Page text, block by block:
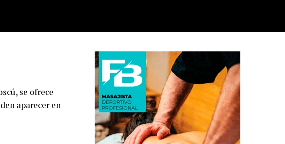
se ofrece
aparecer en